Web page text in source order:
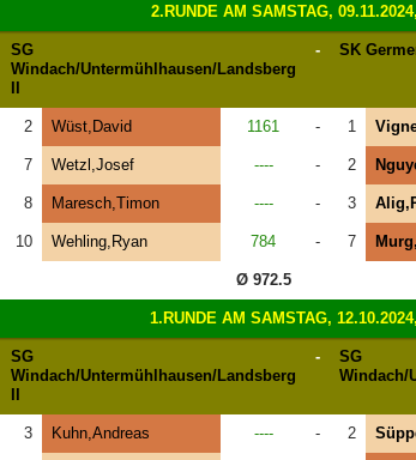
2.RUNDE AM SAMSTAG,
SG
Windach/Untermühlhausen/Landsberg
- SK
2 Wüst,David 1161 - 1
7 Wetzl,Josef ---- - 2
8 Maresch,Timon ---- - 3
10 Wehling,Ryan 784 - 7
Ø 972.5
1.RUNDE AM SAMSTAG,
SG
Windach/Untermühlhausen/Landsberg
-
SG
Windach/
3 Kuhn,Andreas ---- - 2